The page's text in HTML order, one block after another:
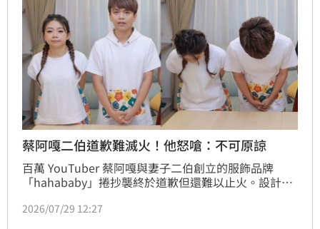
蔡阿嘎二伯道歉難滅火！他怒嗆：不可原諒
百萬 YouTuber 蔡阿嘎與妻子二伯創立的服飾品牌
「hahababy」捲抄襲終於道歉但還難以止火。設計界
創設計師走過人生、經過生命的淬鍊設計出獨有的《藝
2026/07/29 12:27